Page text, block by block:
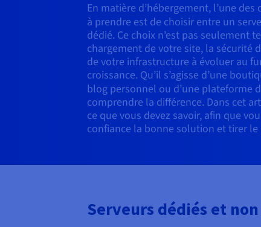
En matière d’hébergement, l’une
à prendre est de choisir entre un
dédié. Ce choix n'est pas seulement
chargement de votre site, la sécurité
de votre infrastructure à évoluer au
croissance. Qu’il s’agisse d’une
blog personnel ou d’une plateforme
comprendre la différence. Dans cet
ce que vous devez savoir, afin que
confiance la bonne solution et tirer
Serveurs dédiés et